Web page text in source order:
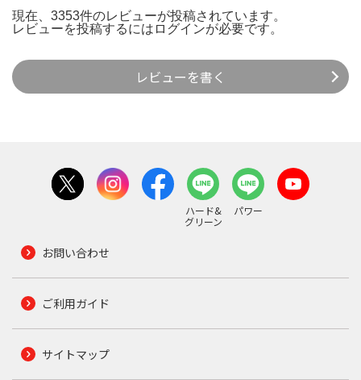
現在、3353件のレビューが投稿されています。
レビューを投稿するには ログインが必要です。
レビューを書く
ハード&
グリーン
パワー
お問い合わせ
ご利用ガイド
サイトマップ